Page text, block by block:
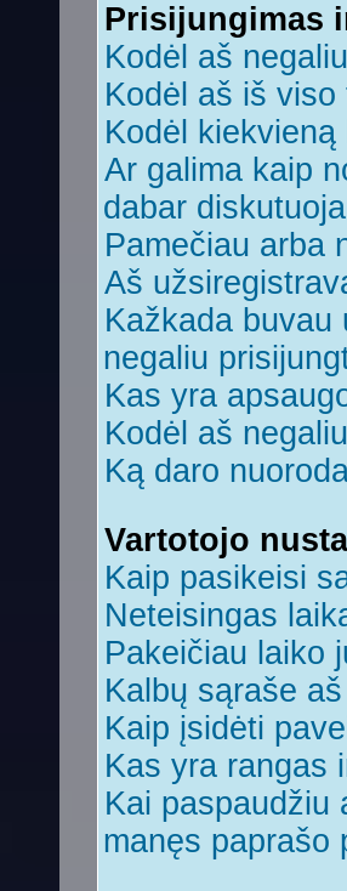
Prisijungimas
Kodėl aš
Kodėl aš iš
Kodėl
Ar galima kaip
dabar
Pamečiau arba
Aš
Kažkada
negaliu
Kas yra
Kodėl aš
Ką daro
Vartotojo
Kaip pasikeisi
Neteisingas
Pakeičiau laiko
Kalbų sąraše
Kaip įsidėti
Kas yra rangas
Kai paspaudžiu
manęs paprašo